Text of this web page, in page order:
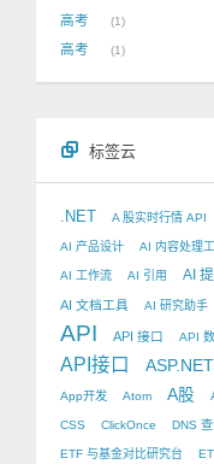
高考 1
高考 1
标签云
.NET A 股实时行情 API
AI 产品设计 AI 内容处理
AI 工作流 AI 引用 AI
AI 文档工具 AI 研究助手
API API 接口 API
API接口 ASP.NET
App开发 Atom A股
CSS ClickOnce DNS
ETF 与基金对比研究台